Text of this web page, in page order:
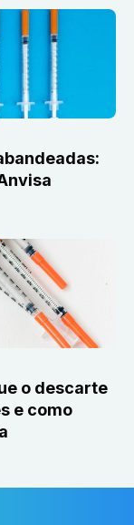
o descarte
e como